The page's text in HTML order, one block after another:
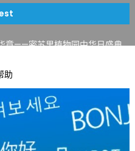
与钢琴家Darek演绎一场古筝
章——密苏里植物园中华日盛典
验日 邀请各界亲身体验划行乐
推动全球植物多样性研究与中美
89岁
日，等你来赴约 —— 密苏里植物
助